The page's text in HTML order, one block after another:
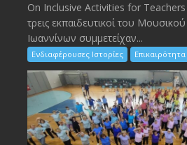
On Inclusive Activities for
τρεις εκπαιδευτικοί του
Ιωαννίνων συμμετείχαν...
Ενδιαφέρουσες Ιστορίες Επικαιρότητα